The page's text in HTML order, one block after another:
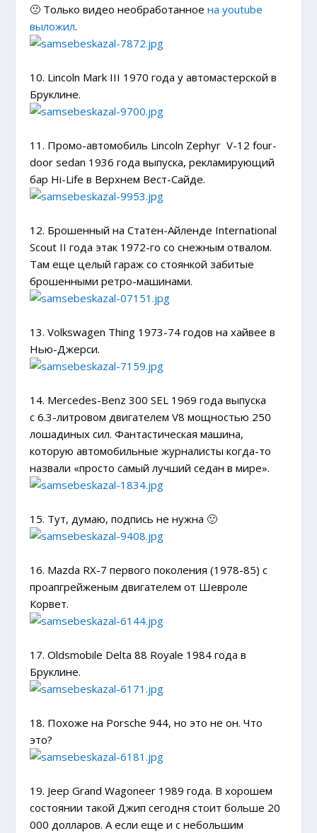
🙁 Только видео необработанноена youtube
выложил.
10. Lincoln Mark III 1970 года у автомастерской в
Бруклине.
11. Промо-автомобиль Lincoln Zephyr V-12 four-
door sedan 1936 года выпуска, рекламирующий
бар Hi-Life в Верхнем Вест-Сайде.
12. Брошенный на Статен-Айленде International
Scout II года этак 1972-го со снежным отвалом.
Там еще целый гараж со стоянкой забитые
брошенными ретро-машинами.
13. Volkswagen Thing 1973-74 годов на хайвее в
Нью-Джерси.
14. Mercedes-Benz 300 SEL 1969 года выпуска
с 6.3-литровом двигателем V8 мощностью 250
лошадиных сил. Фантастическая машина,
которую автомобильные журналисты когда-то
назвали «просто самый лучший седан в мире».
15. Тут, думаю, подпись не нужна 🙂
16. Mazda RX-7 первого поколения (1978-85) с
проапгрейженым двигателем от Шевроле
Корвет.
17. Oldsmobile Delta 88 Royale 1984 года в
Бруклине.
18. Похоже на Porsche 944, но это не он. Что
это?
19. Jeep Grand Wagoneer 1989 года. В хорошем
состоянии такой Джип сегодня стоит больше 20
000 долларов. А если еще и с небольшим